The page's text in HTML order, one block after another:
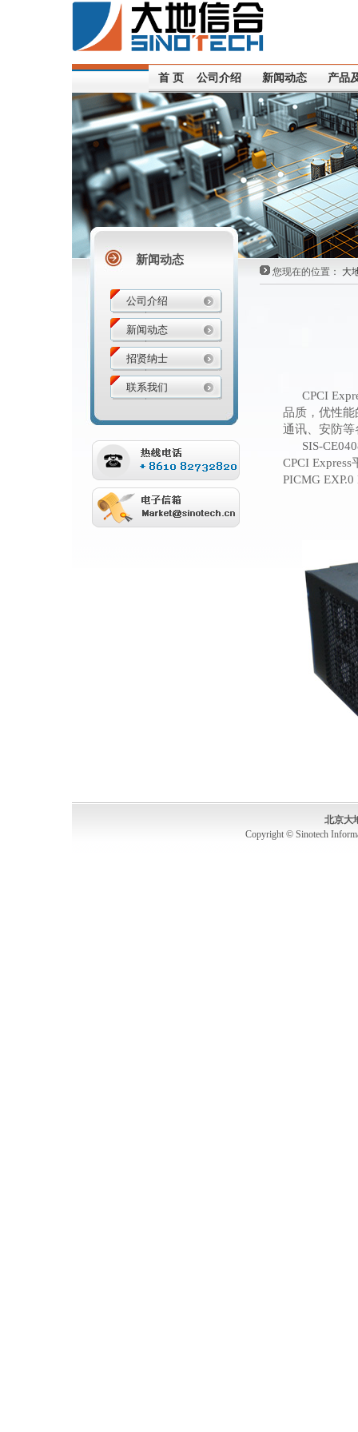
首 页 公司介绍 新闻动态 产品
新闻动态
您现在的位置： 大
公司介绍
新闻动态
招贤纳士
联系我们
CPCI
品质，优性
通讯、安防等
SIS-CE
CPCI Express
PICMG EXP.0
北京大
Copyright © Sinotech